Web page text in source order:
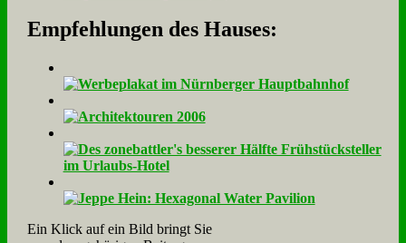
Empfehlungen des Hauses:
Ein Klick auf ein Bild bringt Sie